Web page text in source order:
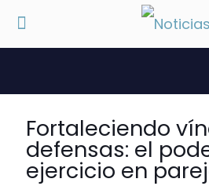
Fortaleciendo
defensas: el
ejercicio en